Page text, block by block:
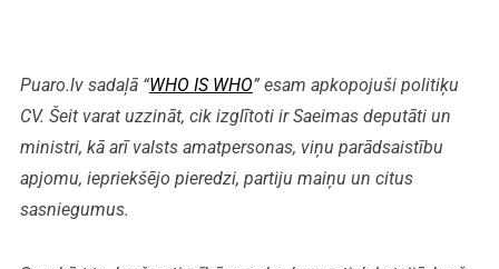
Puaro.lv sadaļā “WHO IS WHO” esam apkopojuši politiķu
CV. Šeit varat uzzināt, cik izglītoti ir Saeimas deputāti un
ministri, kā arī valsts amatpersonas, viņu parādsaistību
apjomu, iepriekšējo pieredzi, partiju maiņu un citus
sasniegumus.